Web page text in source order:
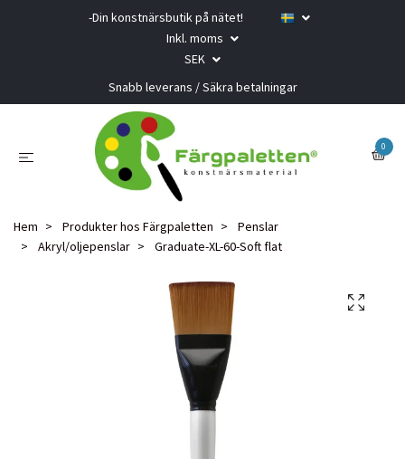
-Din konstnärsbutik på nätet!
Inkl. moms
SEK
Snabb leverans / Säkra betalningar
0
Hem Produkter hos Färgpaletten
Penslar
Akryl/oljepenslar
Graduate-XL-60-Soft flat